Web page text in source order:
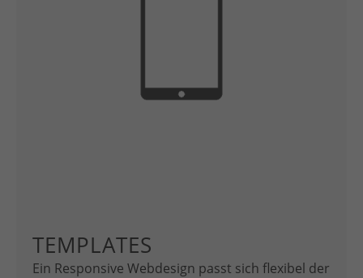
TEMPLATES
Ein Responsive Webdesign passt sich flexibel der